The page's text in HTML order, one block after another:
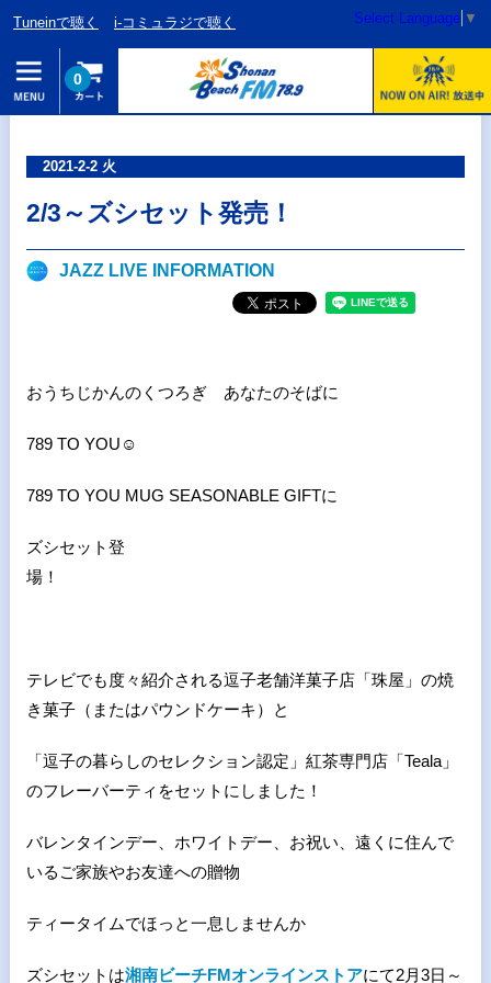
Tuneinで聴く i-コミュラジで聴く Select Language ▼
0
2021-2-2 火
2/3～ズシセット発売！
JAZZ LIVE INFORMATION
おうちじかんのくつろぎ あなたのそばに
789 TO YOU☺
789 TO YOU MUG SEASONABLE GIFTに
ズシセット登
場！
テレビでも度々紹介される逗子老舗洋菓子店「珠屋」の焼
き菓子（またはパウンドケーキ）と
「逗子の暮らしのセレクション認定」紅茶専門店「Teala」
のフレーバーティをセットにしました！
バレンタインデー、ホワイトデー、お祝い、遠くに住んで
いるご家族やお友達への贈物
ティータイムでほっと一息しませんか
ズシセットは湘南ビーチFMオンラインストアにて2月3日～